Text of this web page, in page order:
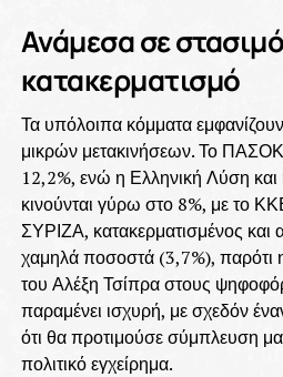
Ανάμεσα σε
κατακερματισμό
Τα υπόλοιπα κόμματα
μικρών μετακινήσεων. Το ΠΑΣΟΚ
12,2%, ενώ η Ελληνική Λύση
κινούνται γύρω στο 8%, με το
ΣΥΡΙΖΑ, κατακερματισμένος και
χαμηλά ποσοστά (3,7%),
του Αλέξη Τσίπρα στους
παραμένει ισχυρή, με σχεδόν
ότι θα προτιμούσε σύμπλευση
πολιτικό εγχείρημα.